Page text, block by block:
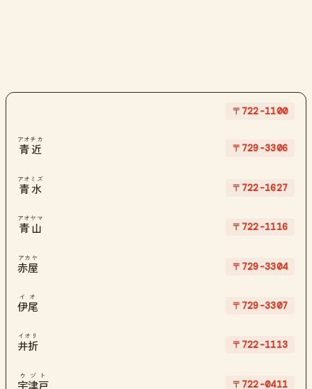
〒722-1100
青近
アオチカ
〒729-3306
青水
アオミズ
〒722-1627
青山
アオヤマ
〒722-1116
赤屋
アカヤ
〒729-3304
伊尾
イオ
〒729-3307
井折
イオリ
〒722-1113
宇津戸
ウヅト
〒722-0411